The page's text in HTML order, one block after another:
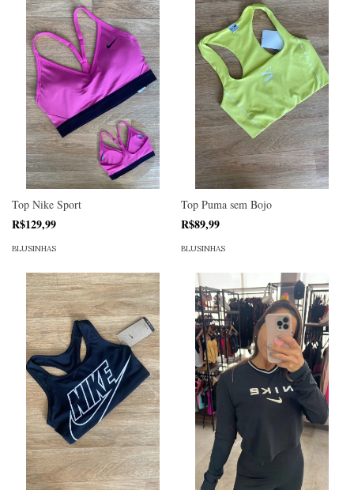
Top Nike Sport
R$129,99
BLUSINHAS
Top Puma sem Bojo
R$89,99
BLUSINHAS